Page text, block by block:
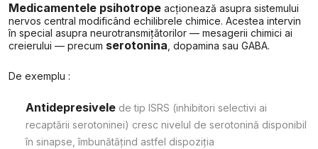
Medicamentele psihotrope acționează asupra sistemului
nervos central modificând echilibrele chimice. Acestea intervin
în special asupra neurotransmițătorilor — mesagerii chimici ai
creierului — precum serotonina , dopamina sau GABA.
De exemplu :
Antidepresivele de tip ISRS (inhibitori selectivi ai
recaptării serotoninei) cresc nivelul de serotonină disponibil
în sinapse, îmbunătățind astfel dispoziția